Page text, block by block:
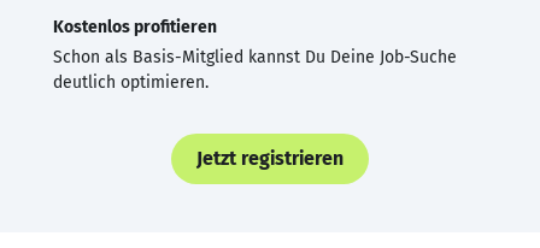
Kostenlos profitieren
Schon als Basis-Mitglied kannst Du Deine Job-Suche
deutlich optimieren.
Jetzt registrieren